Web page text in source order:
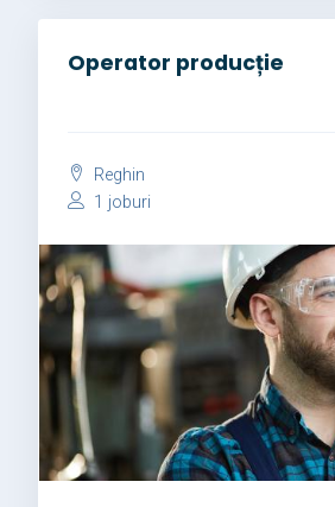
Operator producție
Reghin
1 joburi